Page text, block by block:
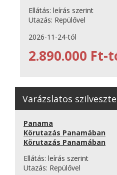
Ellátás: leírás szerint
Utazás: Repülővel
2026-11-24-tól
2.890.000 Ft-
Varázslatos
Panama
Körutazás Panamában
Körutazás Panamában
Ellátás: leírás szerint
Utazás: Repülővel